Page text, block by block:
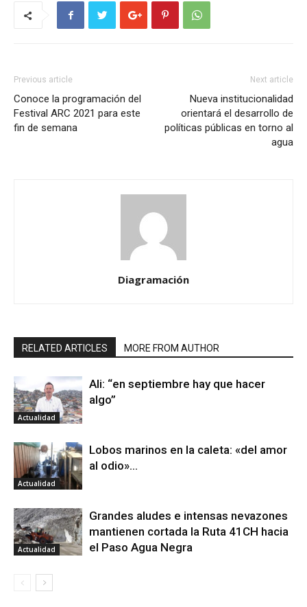
Previous article
Conoce la programación del
Festival ARC 2021 para este
fin de semana
Next article
Nueva institucionalidad
orientará el desarrollo de
políticas públicas en torno al
agua
Diagramación
RELATED ARTICLES MORE FROM AUTHOR
Actualidad
Ali: “en septiembre hay que hacer
algo”
Actualidad
Lobos marinos en la caleta: «del amor
al odio»…
Actualidad
Grandes aludes e intensas nevazones
mantienen cortada la Ruta 41CH hacia
el Paso Agua Negra